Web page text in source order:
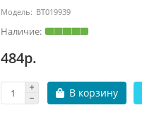
BT019939
484р.
В корзину